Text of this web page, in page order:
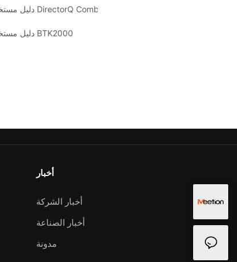
دليل مستخدم DirectorQ Combo
دليل مستخدم BTK2000
أخبار
أخبار الشركة
أخبار الصناعة
مدونة